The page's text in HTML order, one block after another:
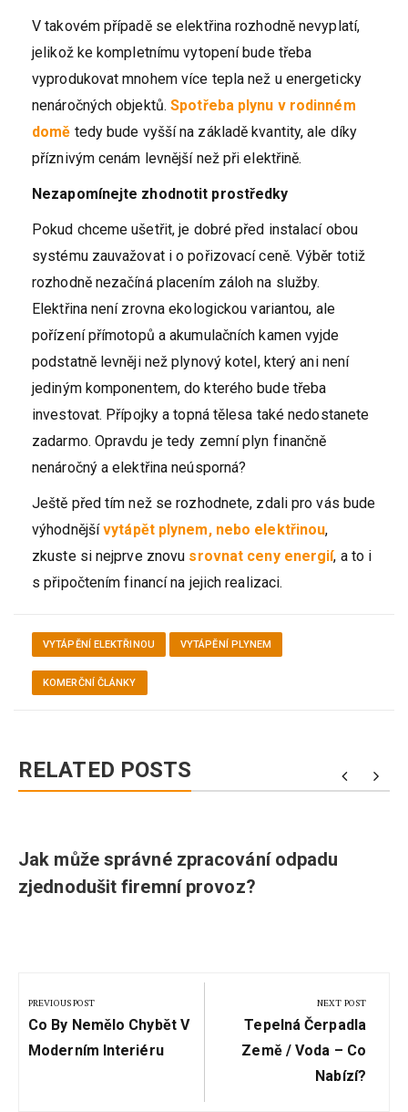
V takovém případě se elektřina rozhodně nevyplatí,
jelikož ke kompletnímu vytopení bude třeba
vyprodukovat mnohem více tepla než u energeticky
nenáročných objektů.Spotřeba plynu v rodinném
domě tedy bude vyšší na základě kvantity, ale díky
příznivým cenám levnější než při elektřině.
Nezapomínejte zhodnotit prostředky
Pokud chceme ušetřit, je dobré před instalací obou
systému zauvažovat i o pořizovací ceně. Výběr totiž
rozhodně nezačíná placením záloh na služby.
Elektřina není zrovna ekologickou variantou, ale
pořízení přímotopů a akumulačních kamen vyjde
podstatně levněji než plynový kotel, který ani není
jediným komponentem, do kterého bude třeba
investovat. Přípojky a topná tělesa také nedostanete
zadarmo. Opravdu je tedy zemní plyn finančně
nenáročný a elektřina neúsporná?
Ještě před tím než se rozhodnete, zdali pro vás bude
výhodnějšívytápět plynem, nebo elektřinou,
zkuste si nejprve znovu srovnat ceny energií, a to i
s připočtením financí na jejich realizaci.
VYTÁPĚNÍ ELEKTŘINOU VYTÁPĚNÍ PLYNEM
KOMERČNÍ ČLÁNKY
RELATED POSTS
Jak může správné zpracování odpadu
zjednodušit firemní provoz?
pro
příspěvek
PREVIOUS POST
Previous
Post:
Co By Nemělo Chybět V
Moderním Interiéru
NEXT POST
Next
Post:
Tepelná Čerpadla
Země / Voda – Co
Nabízí?